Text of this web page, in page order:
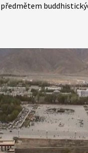
sbírkou Buddhových
Buddhovy promluvy
filozofickými
s termíny jako sútra
teze učení), tantra
ve zvláštním
zvuk vyvolávající